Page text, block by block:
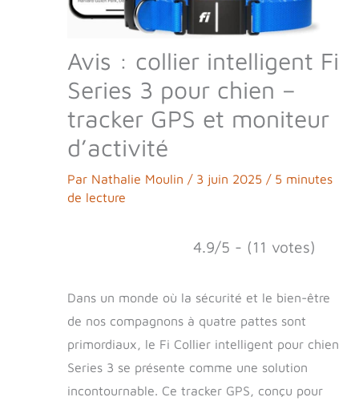
Avis : collier intelligent Fi
Series 3 pour chien –
tracker GPS et moniteur
d’activité
Par Nathalie Moulin / 3 juin 2025 / 5 minutes
de lecture
4.9/5 - (11 votes)
Dans un monde où la sécurité et le bien-être
de nos compagnons à quatre pattes sont
primordiaux, le Fi Collier intelligent pour chien
Series 3 se présente comme une solution
incontournable. Ce tracker GPS, conçu pour